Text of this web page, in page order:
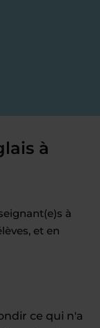
à
à
et en
ce qui n'a